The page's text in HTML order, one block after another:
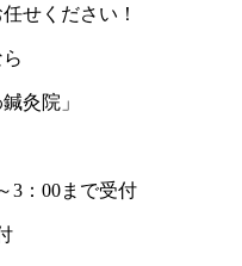
せください！
灸院」
3 ： 00まで受付